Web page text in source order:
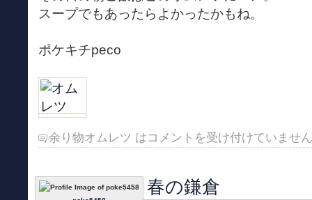
スープでもあったらよかったかもね。
ポケキチpeco
余り物オムレツ はコメントを受け付けていません
春の鎌倉